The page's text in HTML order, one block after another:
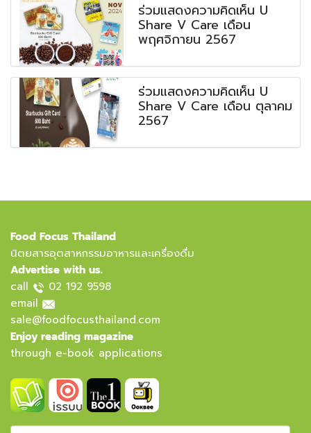
ร่วมแสดงความคิดเห็น U
Share V Care เดือน
พฤศจิกายน 2567
ร่วมแสดงความคิดเห็น U
Share V Care เดือน ตุลาคม
2567
Food Focus Thailand
นิตยสารอุตสาหกรรมอาหารและเครื่องดื่ม
Advertise with us.
call
02 192 9598
email
sale@foodfocusthailand.com
Enjoy reading magazine
through e-book applications